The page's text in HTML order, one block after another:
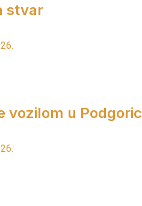
stvar
vozilom u